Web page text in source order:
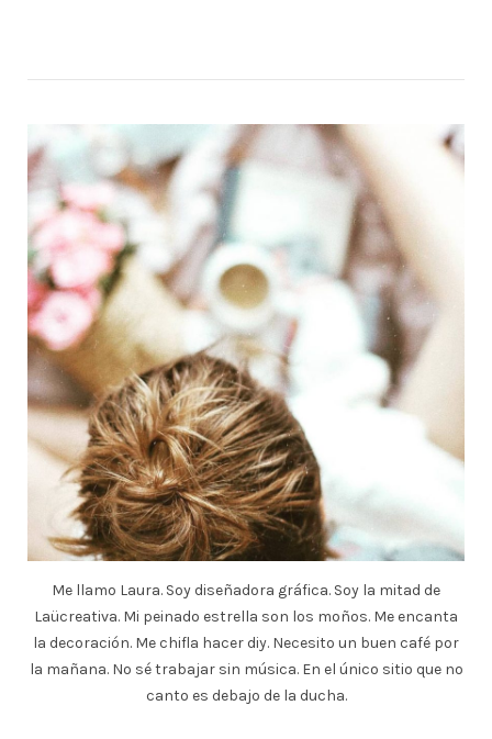
Me llamo Laura. Soy diseñadora gráfica. Soy la mitad de
Laücreativa. Mi peinado estrella son los moños. Me encanta
la decoración. Me chifla hacer diy. Necesito un buen café por
la mañana. No sé trabajar sin música. En el único sitio que no
canto es debajo de la ducha.